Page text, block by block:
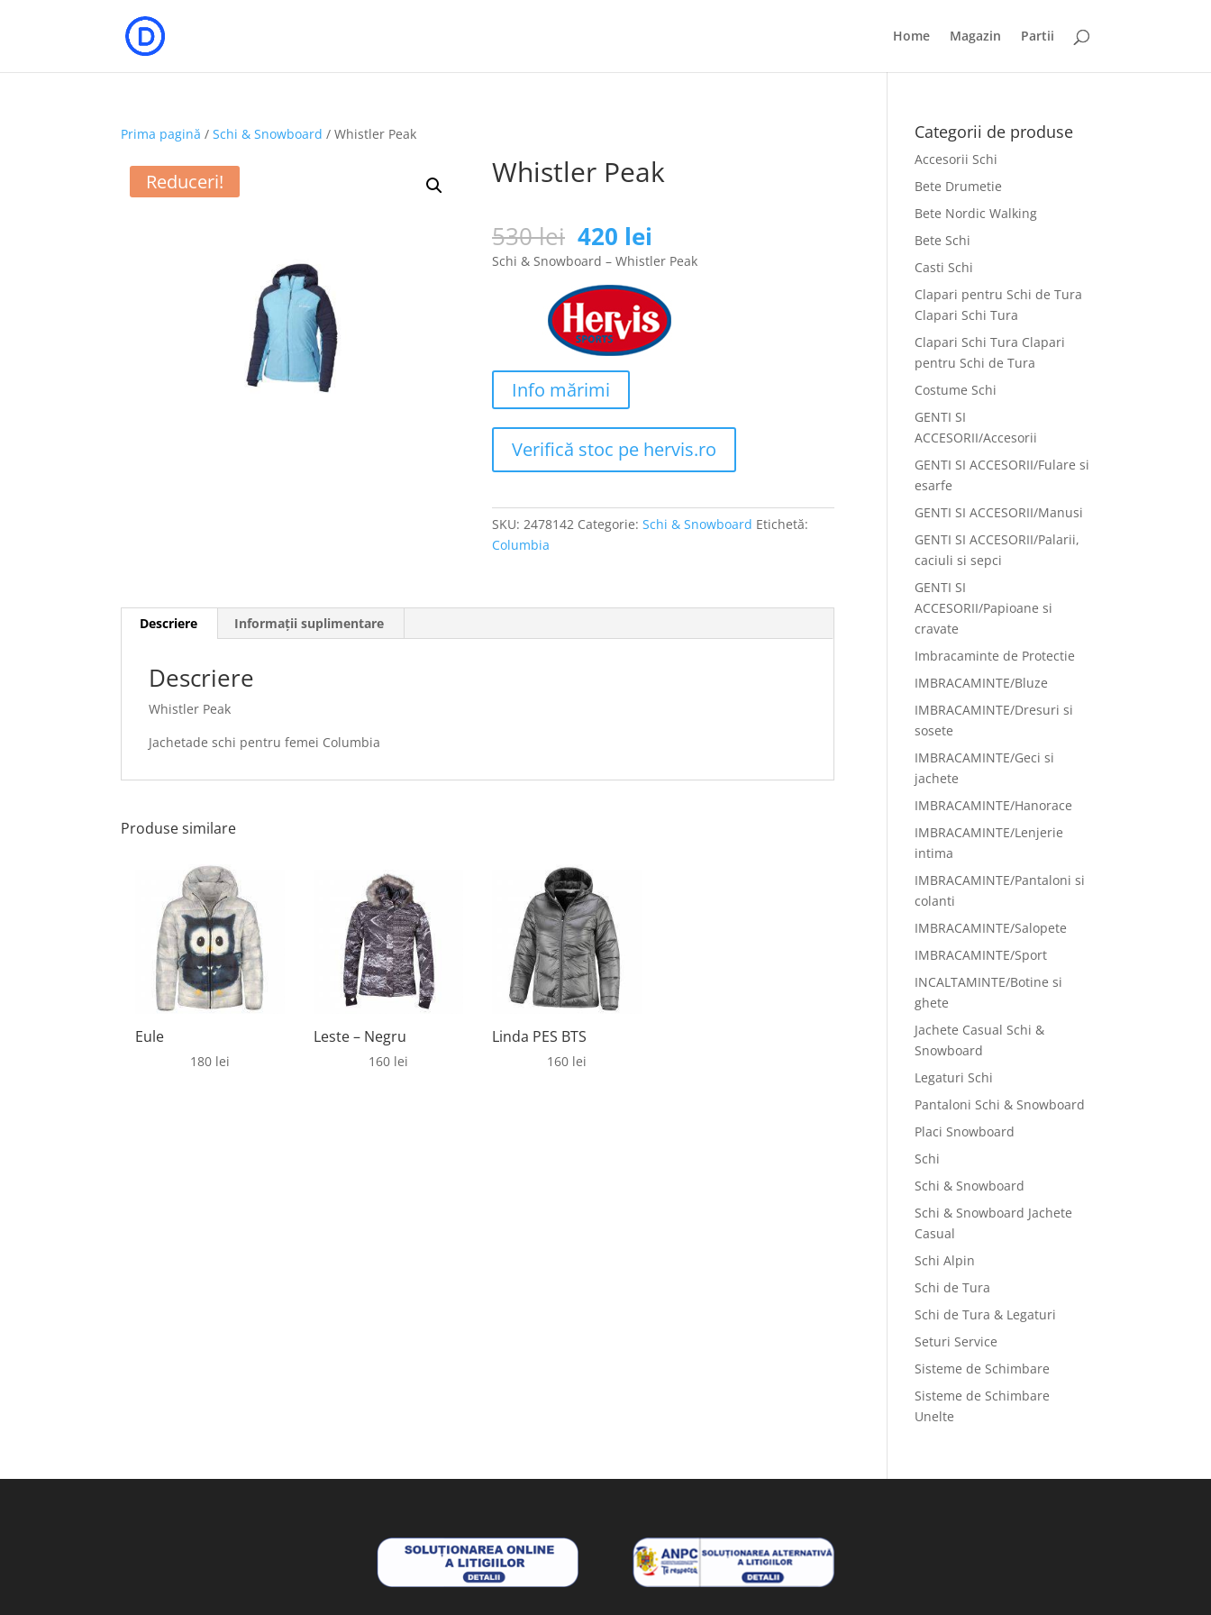
Home Magazin Partii
Prima pagină /Schi & Snowboard / Whistler Peak
Reduceri! Whistler Peak
530lei Prețul
inițial
a
fost:
530 lei.
420 lei
curent
este:
420 lei.
Schi & Snowboard – Whistler Peak
Info mărimi
Verifică stoc pe hervis.ro
SKU:2478142 Categorie:Schi & Snowboard Etichetă:
Columbia
Descriere Informații suplimentare
Descriere
Whistler Peak
Jachetade schi pentru femei Columbia
Produse similare
Eule
180 lei
Leste – Negru
160 lei
Linda PES BTS
160 lei
Categorii de produse
Accesorii Schi
Bete Drumetie
Bete Nordic Walking
Bete Schi
Casti Schi
Clapari pentru Schi de Tura
Clapari Schi Tura
Clapari Schi Tura Clapari
pentru Schi de Tura
Costume Schi
GENTI SI
ACCESORII/Accesorii
GENTI SI ACCESORII/Fulare si
esarfe
GENTI SI ACCESORII/Manusi
GENTI SI ACCESORII/Palarii,
caciuli si sepci
GENTI SI
ACCESORII/Papioane si
cravate
Imbracaminte de Protectie
IMBRACAMINTE/Bluze
IMBRACAMINTE/Dresuri si
sosete
IMBRACAMINTE/Geci si
jachete
IMBRACAMINTE/Hanorace
IMBRACAMINTE/Lenjerie
intima
IMBRACAMINTE/Pantaloni si
colanti
IMBRACAMINTE/Salopete
IMBRACAMINTE/Sport
INCALTAMINTE/Botine si
ghete
Jachete Casual Schi &
Snowboard
Legaturi Schi
Pantaloni Schi & Snowboard
Placi Snowboard
Schi
Schi & Snowboard
Schi & Snowboard Jachete
Casual
Schi Alpin
Schi de Tura
Schi de Tura & Legaturi
Seturi Service
Sisteme de Schimbare
Sisteme de Schimbare
Unelte